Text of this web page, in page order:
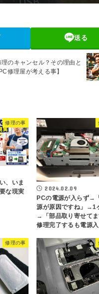
送る
のキャンセル？その理由と
修理屋が考える事】
修理の事
、いま
な現実
2024.02.09
PCの電源が入らず→
源が原因ですね」→1
→「部品取り寄せて
修理完了するも電源
修理の事